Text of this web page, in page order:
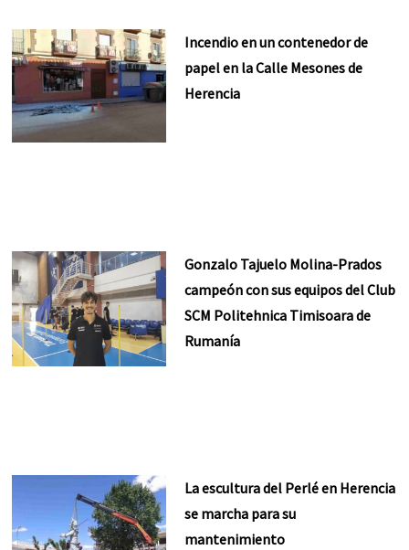
Incendio en un contenedor de
papel en la Calle Mesones de
Herencia
Gonzalo Tajuelo Molina-Prados
campeón con sus equipos del Club
SCM Politehnica Timisoara de
Rumanía
La escultura del Perlé en Herencia
se marcha para su
mantenimiento